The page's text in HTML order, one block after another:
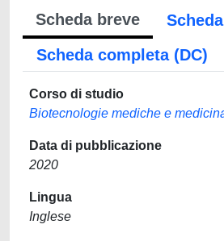
Scheda breve
Scheda completa (DC)
Corso di studio
Biotecnologie mediche e
Data di pubblicazione
2020
Lingua
Inglese